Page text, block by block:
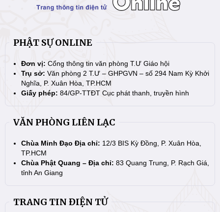
PHẬT SỰ ONLINE
Đơn vị: Cổng thông tin văn phòng T.Ư Giáo hội
Trụ sở: Văn phòng 2 T.Ư – GHPGVN – số 294 Nam Kỳ Khởi
Nghĩa, P. Xuân Hòa, TP.HCM
Giấy phép: 84/GP-TTĐT Cục phát thanh, truyền hình
VĂN PHÒNG LIÊN LẠC
Chùa Minh Đạo Địa chỉ: 12/3 BIS Kỳ Đồng, P. Xuân Hòa,
TP.HCM
Chùa Phật Quang – Địa chỉ: 83 Quang Trung, P. Rạch Giá,
tỉnh An Giang
TRANG TIN ĐIỆN TỬ